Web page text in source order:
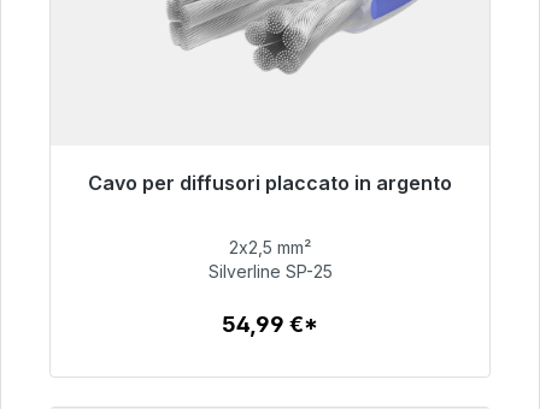
Cavo per diffusori placcato in argento
Pronto per la spedizione immediata, tempo di
54,99 €
2x2,5 mm²
Silverline SP-25
54,99 €*